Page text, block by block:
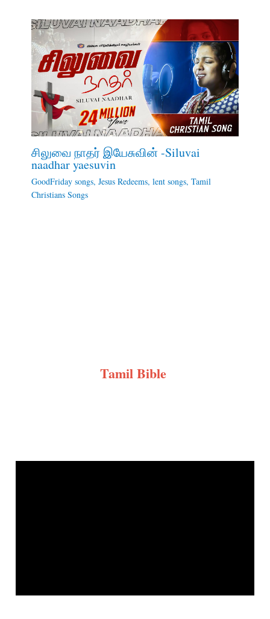
சிலுவை நாதர் இயேசுவின் -Siluvai
naadhar yaesuvin
GoodFriday songs, Jesus Redeems, lent songs, Tamil
Christians Songs
Tamil Bible